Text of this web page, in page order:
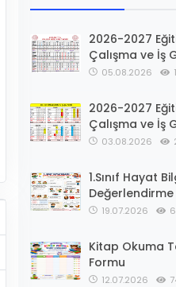
2026-2027
Çalışma ve İş
05.08.2026
2026-2027
Çalışma ve İş
03.08.2026
1.Sınıf Hayat
Değerlendirme
19.07.2026
Kitap Okuma
Formu
12.07.2026